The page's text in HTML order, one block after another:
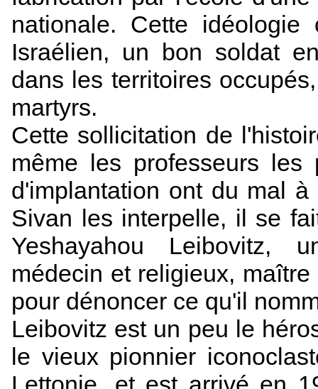
nationale. Cette
Israélien, un bon soldat
dans les territoires
martyrs.
Cette sollicitation de
même les professeurs
d'implantation ont du mal
Sivan les interpelle, il se
Yeshayahou Leibovitz,
médecin et religieux,
pour dénoncer ce qu'il
Leibovitz est un peu le
le vieux pionnier